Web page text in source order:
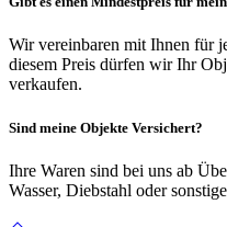
Wir vereinbaren mit Ihnen für
diesem Preis dürfen wir Ihr
verkaufen.
Sind meine Objekte Versichert?
Ihre Waren sind bei uns ab
Wasser, Diebstahl oder